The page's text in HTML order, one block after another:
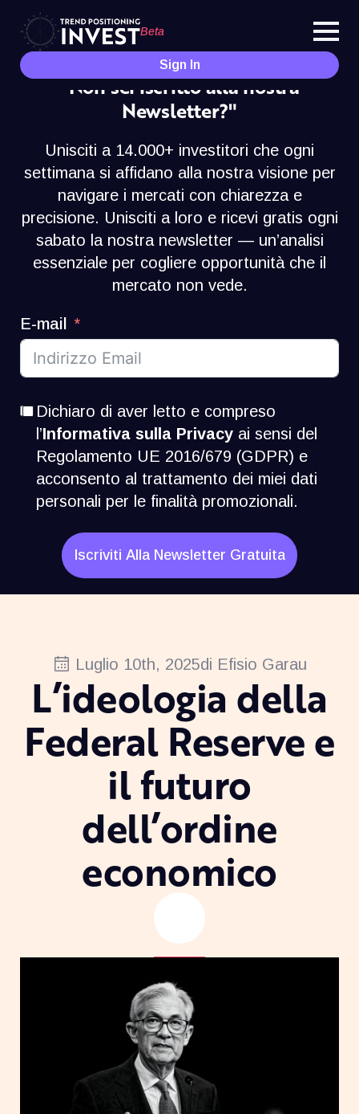
Beta
Sign In
"Non sei iscritto alla nostra
Newsletter?"
Unisciti a 14.000+ investitori che ogni
settimana si affidano alla nostra visione per
navigare i mercati con chiarezza e
precisione. Unisciti a loro e ricevi gratis ogni
sabato la nostra newsletter — un’analisi
essenziale per cogliere opportunità che il
mercato non vede.
E-mail
Dichiaro di aver letto e compreso
l’Informativa sulla Privacy ai sensi del
Regolamento UE 2016/679 (GDPR) e
acconsento al trattamento dei miei dati
personali per le finalità promozionali.
Iscriviti Alla Newsletter Gratuita
Luglio 10th, 2025di Efisio Garau
L’ideologia della
Federal Reserve e
il futuro
dell’ordine
economico